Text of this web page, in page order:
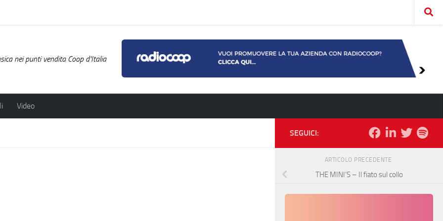
nei punti vendita Coop d'Italia
Video
SEGUICI:
ARTICOLO PRECEDENTE
THE MINI’S – Il fiato sul collo